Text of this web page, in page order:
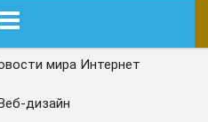
мира Интернет
дизайн